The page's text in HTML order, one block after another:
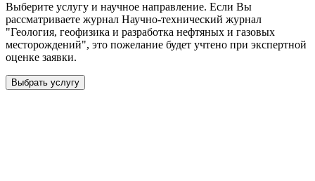
Выберите услугу и научное направление. Если Вы
рассматриваете журнал Научно-теxнический журнал
"Геология, геофизика и разработка нефтяныx и газовыx
месторождений", это пожелание будет учтено при экспертной
оценке заявки.
Выбрать услугу